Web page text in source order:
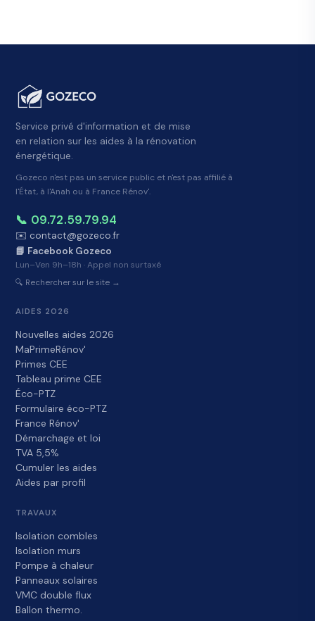
Service privé d'information et de mise
en relation sur les aides à la rénovation
énergétique.
Gozeco n'est pas un service public et n'est pas affilié à
l'État, à l'Anah ou à France Rénov'.
📞 09.72.59.79.94
✉️ contact@gozeco.fr
📘 Facebook Gozeco
Lun–Ven 9h–18h · Appel non surtaxé
🔍 Rechercher sur le site →
AIDES 2026
Nouvelles aides 2026
MaPrimeRénov'
Primes CEE
Tableau prime CEE
Éco-PTZ
Formulaire éco-PTZ
France Rénov'
Démarchage et loi
TVA 5,5%
Cumuler les aides
Aides par profil
TRAVAUX
Isolation combles
Isolation murs
Pompe à chaleur
Panneaux solaires
VMC double flux
Ballon thermo.